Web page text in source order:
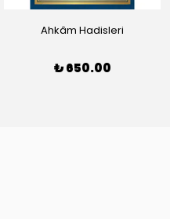
Ahkâm Hadisleri
₺ 650.00